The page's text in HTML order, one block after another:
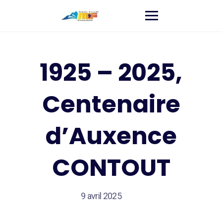
1925 – 2025,
Centenaire
d’Auxence
CONTOUT
9 avril 2025